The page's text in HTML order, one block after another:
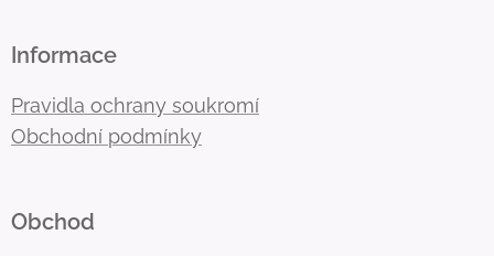
Informace
Pravidla ochrany soukromí
Obchodní podmínky
Obchod